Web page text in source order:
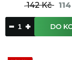
142 Kč
DO